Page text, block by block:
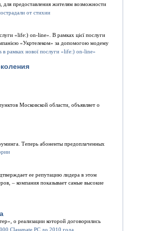
предоставления жителям возможности
«life:) on-line». В рамках цієї послуги
«Укртелеком» за допомогою модему
Московской области, объявляет о
Теперь абоненты предоплаченных
ее репутацию лидера в этом
– компания показывает самые высокие
о реализации которой договорились